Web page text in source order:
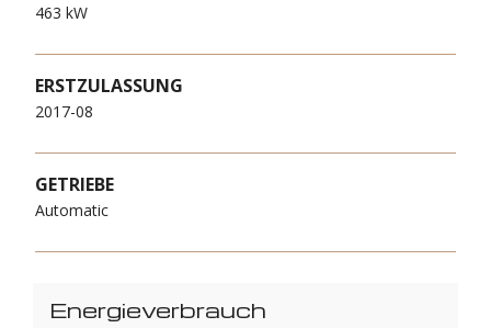
463 kW
ERSTZULASSUNG
2017-08
GETRIEBE
Automatic
Energieverbrauch